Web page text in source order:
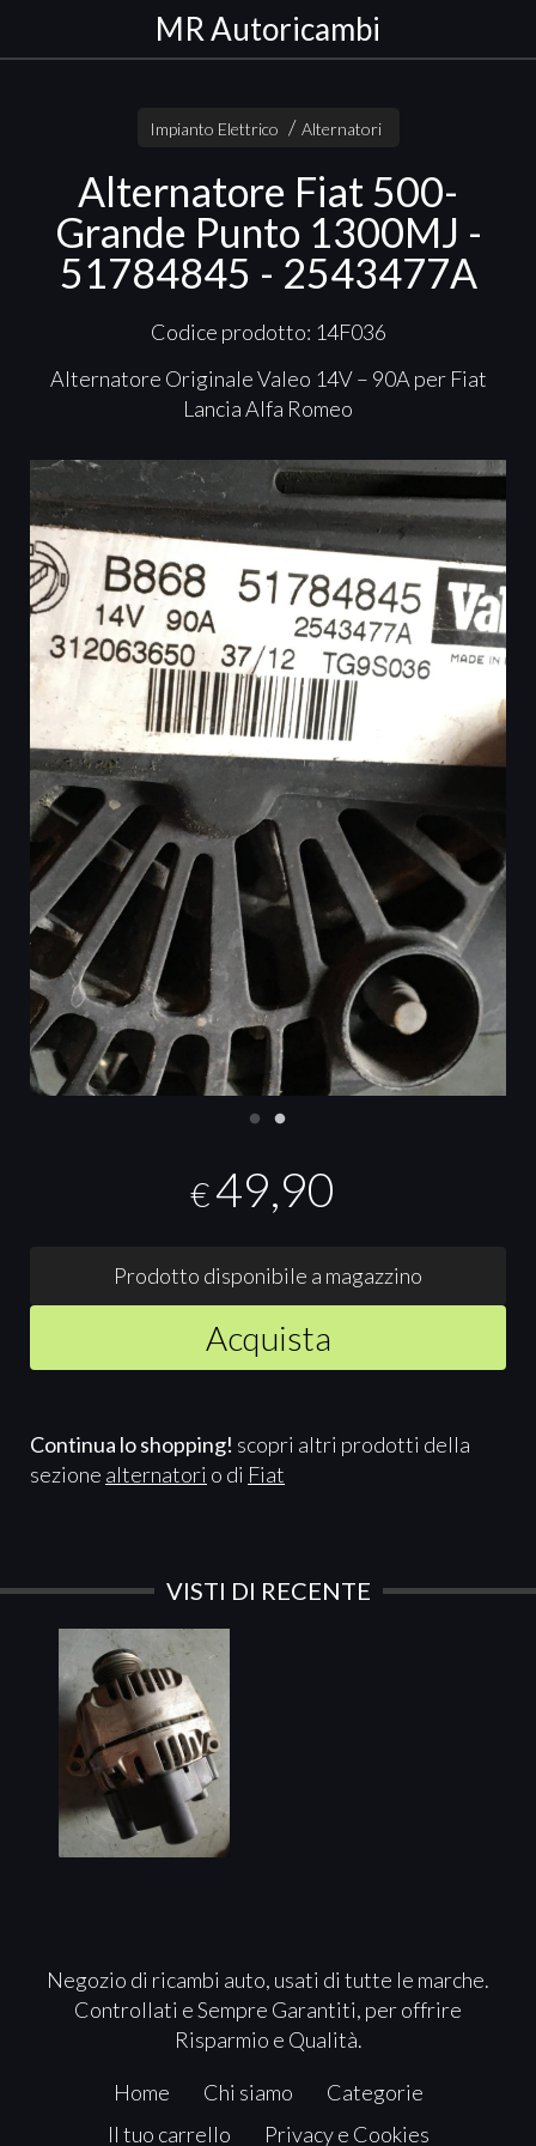
MR Autoricambi
Impianto Elettrico Alternatori
Alternatore Fiat 500-
Grande Punto 1300MJ -
51784845 - 2543477A
Codice prodotto: 14F036
Alternatore Originale Valeo 14V – 90A per Fiat
Lancia Alfa Romeo
€49,90
Prodotto disponibile a magazzino
Acquista
Continua lo shopping! scopri altri prodotti della
sezione alternatori o di Fiat
VISTI DI RECENTE
Negozio di ricambi auto, usati di tutte le marche.
Controllati e Sempre Garantiti, per offrire
Risparmio e Qualità.
Home Chi siamo
Categorie
Il tuo carrello
Privacy e Cookies